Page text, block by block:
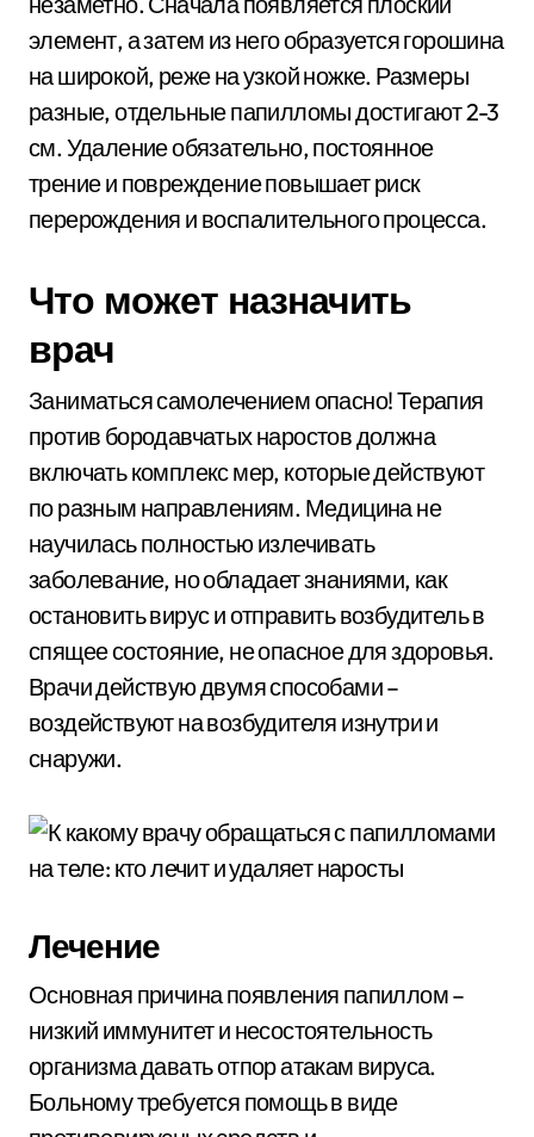
элемент, а затем из него образуется горошина
на широкой, реже на узкой ножке. Размеры
разные, отдельные папилломы достигают 2-3
см. Удаление обязательно, постоянное
трение и повреждение повышает риск
перерождения и воспалительного процесса.
Что может назначить
врач
Заниматься самолечением опасно! Терапия
против бородавчатых наростов должна
включать комплекс мер, которые действуют
по разным направлениям. Медицина не
научилась полностью излечивать
заболевание, но обладает знаниями, как
остановить вирус и отправить возбудитель в
спящее состояние, не опасное для здоровья.
Врачи действую двумя способами –
воздействуют на возбудителя изнутри и
снаружи.
Лечение
Основная причина появления папиллом –
низкий иммунитет и несостоятельность
организма давать отпор атакам вируса.
Больному требуется помощь в виде